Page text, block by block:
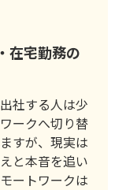
在宅勤務の
社する人は少
ークへ切り替
すが、現実は
と本音を追い
ートワークは